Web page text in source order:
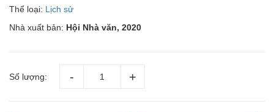
Thể loại: Lịch sử
Nhà xuất bản: Hội Nhà văn, 2020
Số lượng: